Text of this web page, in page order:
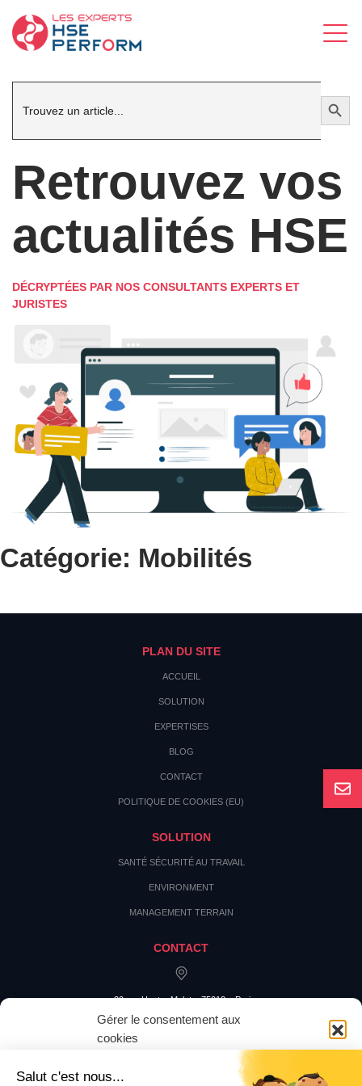
Gérer le consentement aux
cookies
Pour offrir les meilleures expériences, nous utilisons des technologies
Search
Search Button
Retrouvez vos
actualités HSE
DÉCRYPTÉES PAR NOS CONSULTANTS EXPERTS ET
JURISTES
Catégorie: Mobilités
PLAN DU SITE
ACCUEIL
SOLUTION
EXPERTISES
BLOG
CONTACT
POLITIQUE DE COOKIES (EU)
SOLUTION
SANTÉ SÉCURITÉ AU TRAVAIL
ENVIRONMENT
MANAGEMENT TERRAIN
CONTACT
20 rue Hector Malot – 75012 – Paris